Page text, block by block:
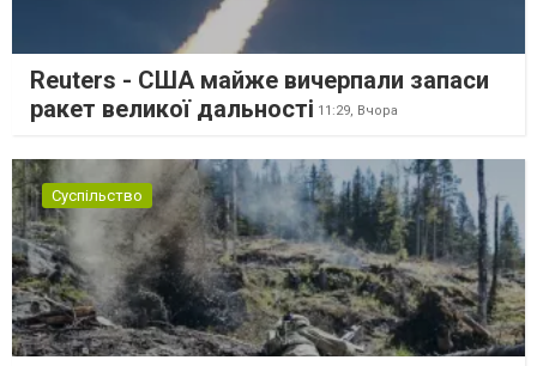
Reuters - США майже вичерпали запаси
ракет великої дальності 11:29, Вчора
Суспільство